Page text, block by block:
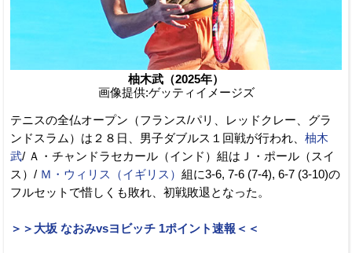
柚木武（2025年）
画像提供:ゲッティイメージズ
テニスの全仏オープン（フランス/パリ、レッドクレー、グラ
ンドスラム）は２８日、男子ダブルス１回戦が行われ、 柚木
武/ Ａ・チャンドラセカール（インド）組はＪ・ポール（スイ
ス）/ Ｍ・ウィリス（イギリス） 組に3-6, 7-6 (7-4), 6-7 (3-10)の
フルセットで惜しくも敗れ、初戦敗退となった。
＞＞大坂 なおみvsヨビッチ 1ポイント速報＜＜